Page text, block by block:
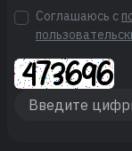
Соглашаюсь с